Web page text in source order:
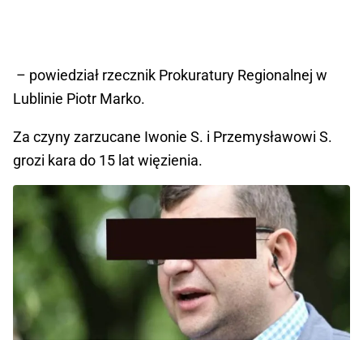
– powiedział rzecznik Prokuratury Regionalnej w
Lublinie Piotr Marko.
Za czyny zarzucane Iwonie S. i Przemysławowi S.
grozi kara do 15 lat więzienia.